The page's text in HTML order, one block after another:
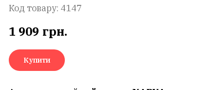
Код товару: 4147
1 909 грн.
Купити